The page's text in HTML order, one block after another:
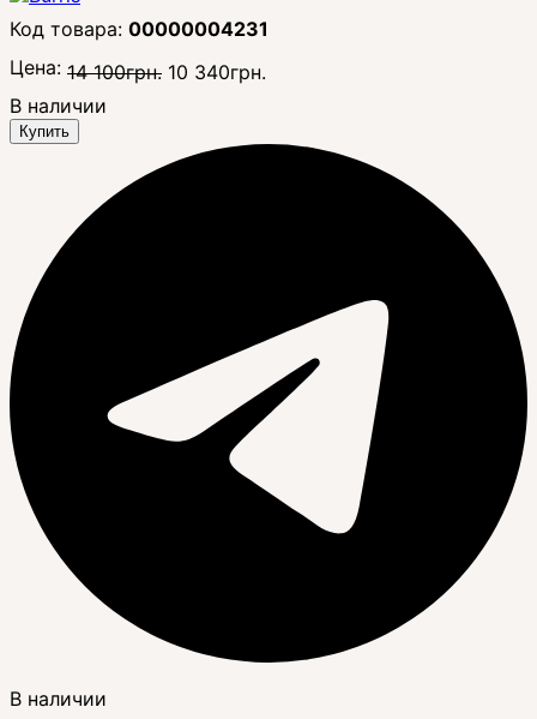
00000004231
Цена: 14 100грн. 10 340грн.
В наличии
Купить
В наличии